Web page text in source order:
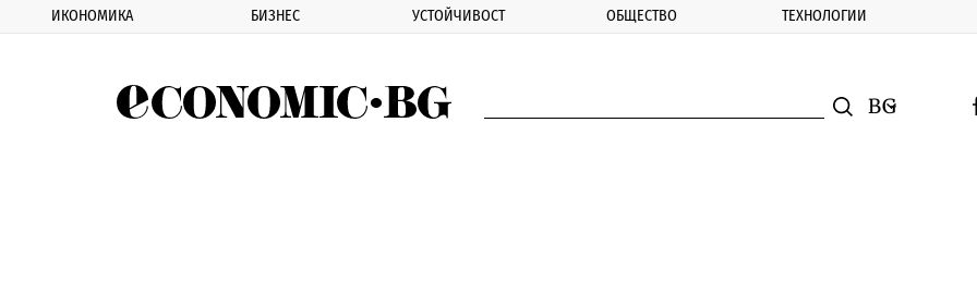
ИКОНОМИКА БИЗНЕС УСТОЙЧИВОСТ ОБЩЕСТВО ТЕХНОЛОГИИ
Смяна на